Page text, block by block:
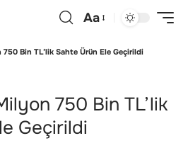
Aa
Bin TL’lik Sahte Ürün Ele Geçirildi
750 Bin TL’lik
Geçirildi